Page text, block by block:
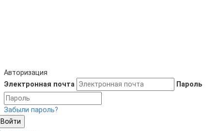
Авторизация
Электронная почта
Пароль
Забыли пароль?
Войти